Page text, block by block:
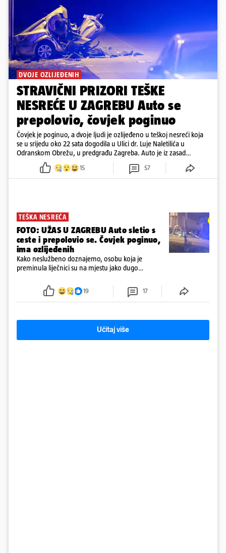
DVOJE OZLIJEĐENIH
STRAVIČNI PRIZORI TEŠKE
NESREĆE U ZAGREBU Auto se
prepolovio, čovjek poginuo
Čovjek je poginuo, a dvoje ljudi je ozlijeđeno u teškoj nesreći koja
se u srijedu oko 22 sata dogodila u Ulici dr. Luje Naletilića u
Odranskom Obrežu, u predgrađu Zagreba. Auto je iz zasad
neutvrđenih razloga sletio s kolnika, a od siline udara vozilo se
prepolovilo.
15 57
TEŠKA NESREĆA
FOTO: UŽAS U ZAGREBU Auto sletio s
ceste i prepolovio se. Čovjek poginuo,
ima ozlijeđenih
Kako neslužbeno doznajemo, osobu koja je
preminula liječnici su na mjestu jako dugo
19 17
Učitaj više